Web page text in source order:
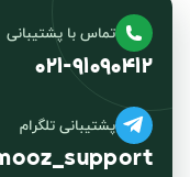
تماس با پشتیبانی
۰۲۱-۹۱۰۹۰۴۱۲
پشتیبانی تلگرام